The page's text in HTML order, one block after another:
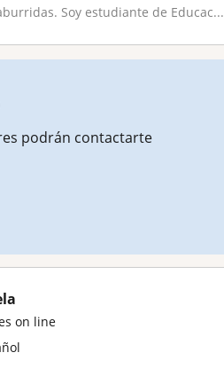
Soy estudiante de Educac...
podrán contactarte
on line